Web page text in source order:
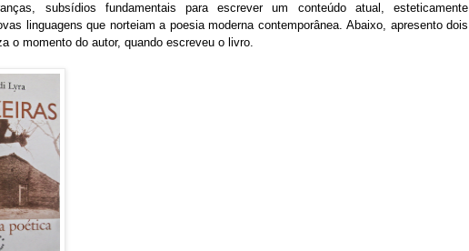
subsídios fundamentais para escrever um conteúdo atual, esteticamente
linguagens que norteiam a poesia moderna contemporânea.Abaixo, apresento dois
o momento do autor, quando escreveu o livro.